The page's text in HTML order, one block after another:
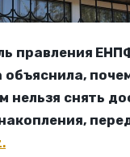
правления
объяснила,
нельзя снять